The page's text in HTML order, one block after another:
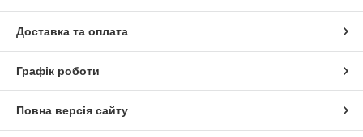
Доставка та оплата
Графік роботи
Повна версія сайту